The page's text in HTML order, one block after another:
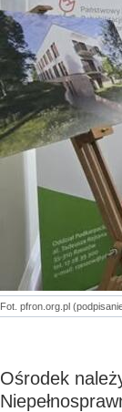
Fot. pfron.org.pl
Ośrodek